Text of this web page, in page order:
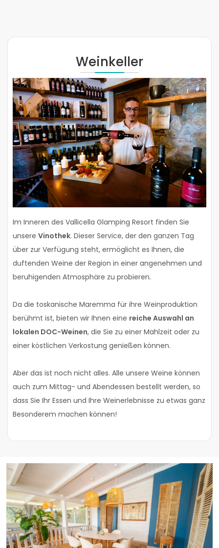
Weinkeller
Im Inneren des Vallicella Glamping Resort finden Sie
unsere Vinothek. Dieser Service, der den ganzen Tag
über zur Verfügung steht, ermöglicht es Ihnen, die
duftenden Weine der Region in einer angenehmen und
beruhigenden Atmosphäre zu probieren.
Da die toskanische Maremma für ihre Weinproduktion
berühmt ist, bieten wir Ihnen eine reiche Auswahl an
lokalen DOC-Weinen, die Sie zu einer Mahlzeit oder zu
einer köstlichen Verkostung genießen können.
Aber das ist noch nicht alles. Alle unsere Weine können
auch zum Mittag- und Abendessen bestellt werden, so
dass Sie Ihr Essen und Ihre Weinerlebnisse zu etwas ganz
Besonderem machen können!